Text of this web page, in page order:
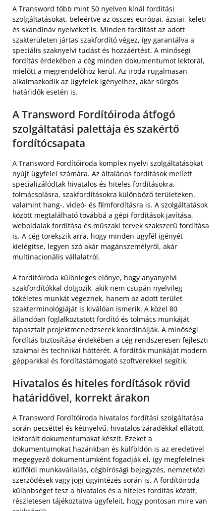
A Transword több mint 50 nyelven kínál fordítási
szolgáltatásokat, beleértve az összes európai, ázsiai, keleti
és skandináv nyelveket is. Minden fordítást az adott
szakterületen jártas szakfordító végez, így garantálva a
speciális szaknyelvi tudást és hozzáértést. A minőségi
fordítás érdekében a cég minden dokumentumot lektorál,
mielőtt a megrendelőhöz kerül. Az iroda rugalmasan
alkalmazkodik az ügyfelek igényeihez, akár sürgős
határidők esetén is.
A Transword Fordítóiroda átfogó
szolgáltatási palettája és szakértő
fordítócsapata
A Transword Fordítóiroda komplex nyelvi szolgáltatásokat
nyújt ügyfelei számára. Az általános fordítások mellett
specializálódtak hivatalos és hiteles fordításokra,
tolmácsolásra, szakfordításokra különböző területeken,
valamint hang-, videó- és filmfordításra is. A szolgáltatások
között megtalálható továbbá a gépi fordítások javítása,
weboldalak fordítása és műszaki tervek szakszerű fordítása
is. A cég törekszik arra, hogy minden ügyfél igényét
kielégítse, legyen szó akár magánszemélyről, akár
multinacionális vállalatról.
A fordítóiroda különleges előnye, hogy anyanyelvi
szakfordítókkal dolgozik, akik nem csupán nyelvileg
tökéletes munkát végeznek, hanem az adott terület
szakterminológiáját is kiválóan ismerik. A közel 80
állandóan foglalkoztatott fordító és tolmács munkáját
tapasztalt projektmenedzserek koordinálják. A minőségi
fordítás biztosítása érdekében a cég rendszeresen fejleszti
szakmai és technikai háttérét. A fordítók munkáját modern
gépparkkal és fordítástámogató szoftverekkel segítik.
Hivatalos és hiteles fordítások rövid
határidővel, korrekt árakon
A Transword Fordítóiroda hivatalos fordítási szolgáltatása
során pecséttel és kétnyelvű, hivatalos záradékkal ellátott,
lektorált dokumentumokat készít. Ezeket a
dokumentumokat hazánkban és külföldön is az eredetivel
megegyező dokumentumként fogadják el, így megfelelnek
külföldi munkavállalás, cégbírósági bejegyzés, nemzetközi
szerződések vagy jogi ügyintézés során is. A fordítóiroda
különbséget tesz a hivatalos és a hiteles fordítás között,
részletesen tájékoztatva ügyfeleit, hogy pontosan mire van